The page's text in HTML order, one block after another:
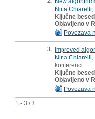
1 - 3 / 3
Nina Chiarelli
Ključne
Objavljeno v
Povezava
3. Improved
Nina Chiarelli
konferenci
Ključne
Objavljeno v
Povezava